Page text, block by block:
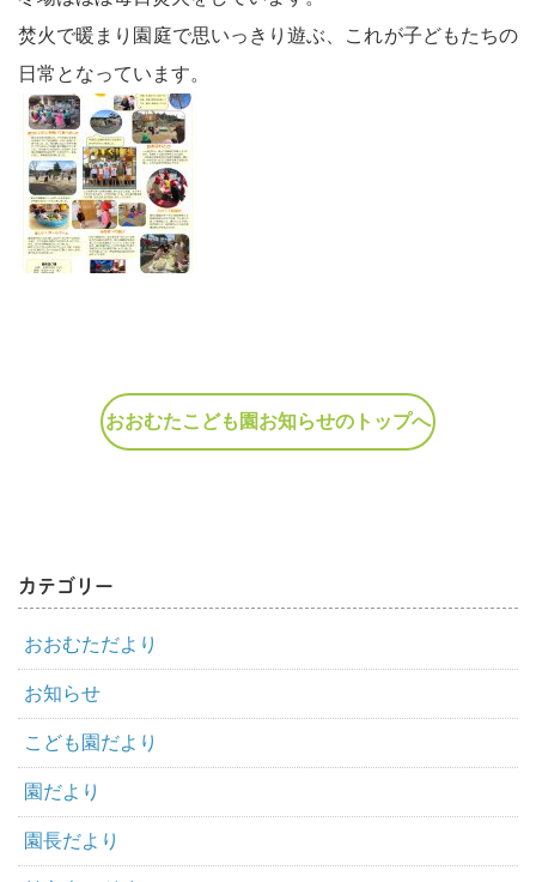
焚火で暖まり園庭で思いっきり遊ぶ、これが子どもたちの
日常となっています。
おおむたこども園お知らせのトップへ
カテゴリー
おおむただより
お知らせ
こども園だより
園だより
園長だより